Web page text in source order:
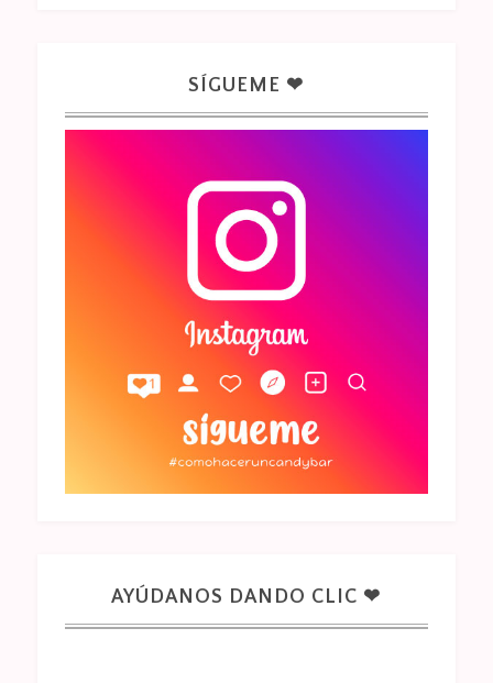
SÍGUEME ❤
AYÚDANOS DANDO CLIC ❤